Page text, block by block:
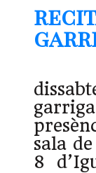
sala
8